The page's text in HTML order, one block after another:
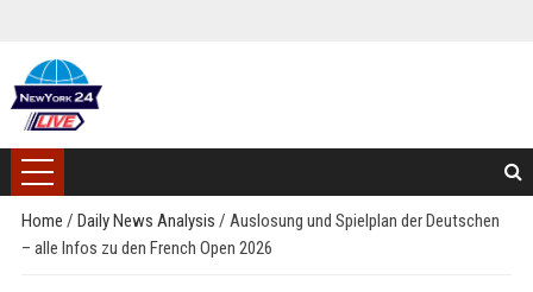
Home / Daily News Analysis / Auslosung und Spielplan der Deutschen
– alle Infos zu den French Open 2026